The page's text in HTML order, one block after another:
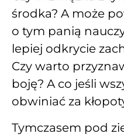
środka? A może
o tym panią
lepiej odkrycie
Czy warto
boję? A co jeśli
obwiniać za
Tymczasem pod